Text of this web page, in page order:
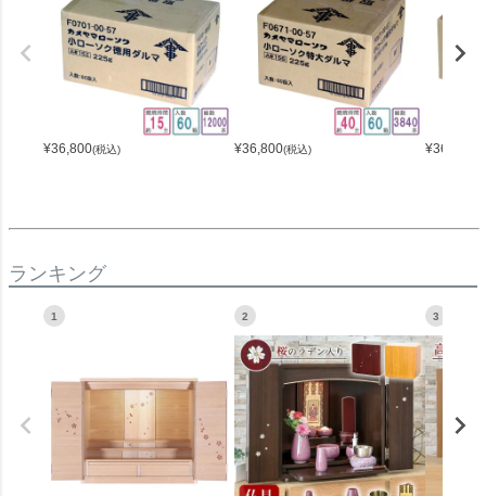
¥36,800(税込) ¥36,800(税込) ¥36,800
ランキング
1 2 3